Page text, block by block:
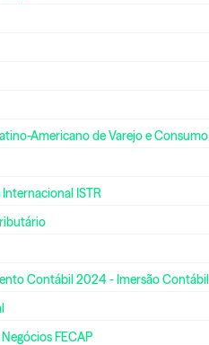
Americano de Varejo e Consumo
ISTR
Contábil 2024 - Imersão Contábil
FECAP